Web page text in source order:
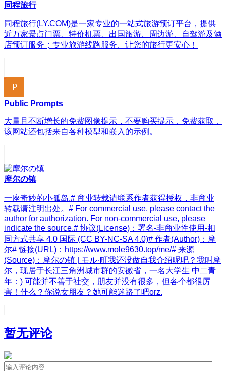
同程旅行
同程旅行(LY.COM)是一家专业的一站式旅游预订平台，提供
近万家景点门票、特价机票、出国旅游、周边游、自驾游及酒
店预订服务；专业旅游线路服务、让您的旅行更安心！
Public Prompts
大量且不断增长的免费图像提示，不要购买提示，免费获取，
该网站还包括来自各种模型和嵌入的示例。
摩尔の镇
一座奇妙的小孤岛.# 商业转载请联系作者获得授权，非商业
转载请注明出处。# For commercial use, please contact the
author for authorization. For non-commercial use, please
indicate the source.# 协议(License)：署名-非商业性使用-相
同方式共享 4.0 国际 (CC BY-NC-SA 4.0)# 作者(Author)：摩
尔# 链接(URL)：https://www.mole9630.top/me/# 来源
(Source)：摩尔の镇 | モル·町我还没做自我介绍呢吧？我叫摩
尔，现居于长江三角洲城市群的安徽省，一名大学生 中二青
年：) 可能并不善于社交，朋友并没有很多，但各个都很厉
害！什么？你说女朋友？她可能迷路了吧orz.
暂无评论